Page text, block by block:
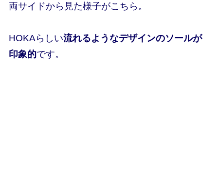
両サイドから見た様子がこちら。
HOKAらしい流れるようなデザインのソールが
印象的です。